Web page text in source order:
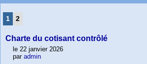
1 2
Charte du cotisant contrôlé
le 22 janvier 2026
par admin